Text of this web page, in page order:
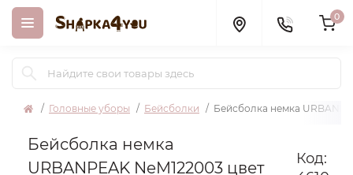
0
Головные уборы Бейсболки Бейсболка немка
Бейсболка немка
URBANPEAK NeM122003 цвет
Код: